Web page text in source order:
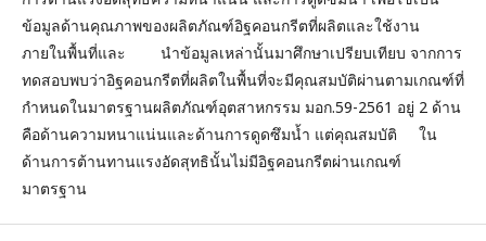
ข้อมูลด้านคุณภาพของผลิตภัณฑ์อิฐคอนกรีตที่ผลิตและใช้งาน
ภายในพื้นที่และ นำข้อมูลเหล่านั้นมาศึกษาเปรียบเทียบ จากการ
ทดสอบพบว่าอิฐคอนกรีตที่ผลิตในพื้นที่จะมีคุณสมบัติผ่านตามเกณฑ์ที่
กำหนดในมาตรฐานผลิตภัณฑ์อุตสาหกรรม มอก.59-2561 อยู่ 2 ด้าน
คือด้านความหนาแน่นและด้านการดูดซึมน้ำ แต่คุณสมบัติ ใน
ด้านการต้านทานแรงอัดสุทธินั้นไม่มีอิฐคอนกรีตผ่านเกณฑ์
มาตรฐาน